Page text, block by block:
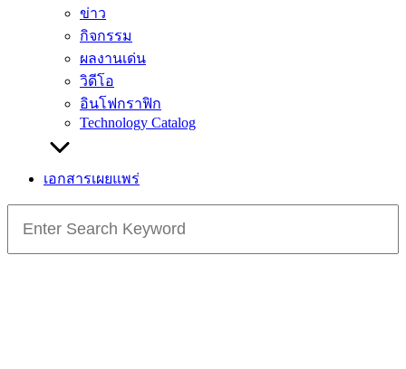
ข่าว
กิจกรรม
ผลงานเด่น
วิดีโอ
อินโฟกราฟิก
Technology Catalog
เอกสารเผยแพร่
for: